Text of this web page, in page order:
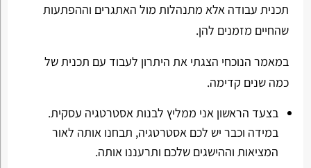
תכנית עבודה אלא מתנהלות מול האתגרים וההפתעות
שהחיים מזמנים להן.
במאמר הנוכחי הצגתי את היתרון לעבוד עם תכנית של
כמה שנים קדימה.
בצעד הראשון אני ממליץ לבנות אסטרטגיה עסקית.
במידה וכבר יש לכם אסטרטגיה, תבחנו אותה לאור
המציאות וההישגים שלכם ותרעננו אותה.